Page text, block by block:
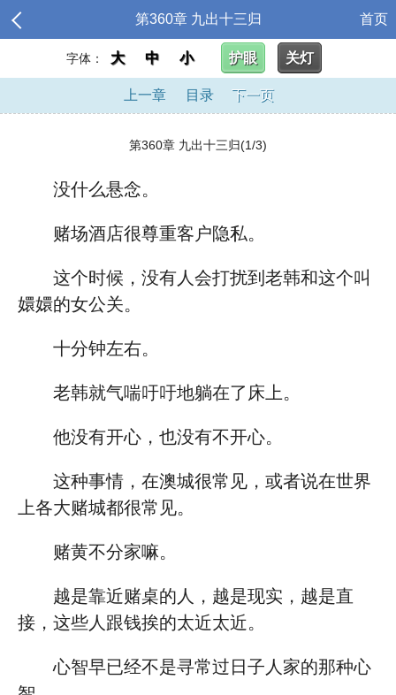
第360章 九出十三归 首页
字体： 大 中 小 护眼 关灯
上一章 目录 下一页
第360章 九出十三归(1/3)
没什么悬念。
赌场酒店很尊重客户隐私。
这个时候，没有人会打扰到老韩和这个叫
嬛嬛的女公关。
十分钟左右。
老韩就气喘吁吁地躺在了床上。
他没有开心，也没有不开心。
这种事情，在澳城很常见，或者说在世界
上各大赌城都很常见。
赌黄不分家嘛。
越是靠近赌桌的人，越是现实，越是直
接，这些人跟钱挨的太近太近。
心智早已经不是寻常过日子人家的那种心